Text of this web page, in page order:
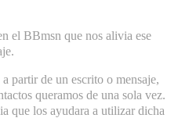
el BBmsn que nos alivia ese
partir de un escrito o mensaje,
queramos de una sola vez.
que los ayudara a utilizar dicha